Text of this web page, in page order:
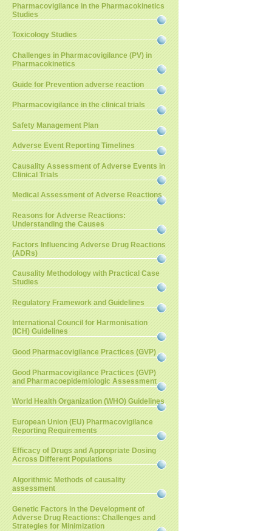
Pharmacovigilance in the Pharmacokinetics
Studies
Toxicology Studies
Challenges in Pharmacovigilance (PV) in
Pharmacokinetics
Guide for Prevention adverse reaction
Pharmacovigilance in the clinical trials
Safety Management Plan
Adverse Event Reporting Timelines
Causality Assessment of Adverse Events in
Clinical Trials
Medical Assessment of Adverse Reactions
Reasons for Adverse Reactions:
Understanding the Causes
Factors Influencing Adverse Drug Reactions
(ADRs)
Causality Methodology with Practical Case
Studies
Regulatory Framework and Guidelines
International Council for Harmonisation
(ICH) Guidelines
Good Pharmacovigilance Practices (GVP)
Good Pharmacovigilance Practices (GVP)
and Pharmacoepidemiologic Assessment
World Health Organization (WHO) Guidelines
European Union (EU) Pharmacovigilance
Reporting Requirements
Efficacy of Drugs and Appropriate Dosing
Across Different Populations
Algorithmic Methods of causality
assessment
Genetic Factors in the Development of
Adverse Drug Reactions: Challenges and
Strategies for Minimization